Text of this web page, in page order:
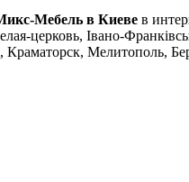
Мебель в Киеве в
церковь, Івано-
Мелитополь,